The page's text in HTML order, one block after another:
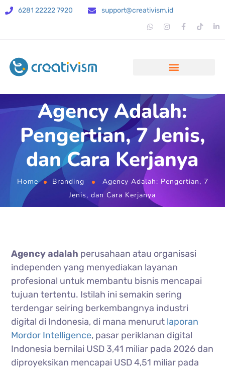
6281 22222 7920 support@creativism.id
Agency Adalah:
Pengertian, 7 Jenis,
dan Cara Kerjanya
Home Branding
Agency Adalah: Pengertian, 7
Jenis, dan Cara Kerjanya
Agency adalah perusahaan atau organisasi
independen yang menyediakan layanan
profesional untuk membantu bisnis mencapai
tujuan tertentu. Istilah ini semakin sering
terdengar seiring berkembangnya industri
digital di Indonesia, di mana menurut laporan
Mordor Intelligence, pasar periklanan digital
Indonesia bernilai USD 3,41 miliar pada 2026 dan
diproyeksikan mencapai USD 4,51 miliar pada